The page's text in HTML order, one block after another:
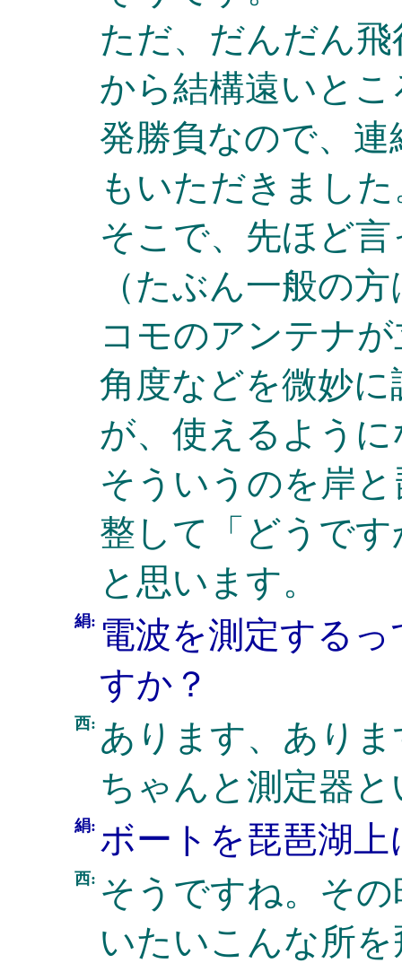
ただ、だんだん
から結構遠いと
発勝負なので、
もいただきました
そこで、先ほど
（たぶん一般の
コモのアンテナ
角度などを微妙
が、使えるよう
そういうのを岸
整して「どうで
と思います。
絹: 電波を測定する
すか？
西: あります、ありま
ちゃんと測定器
絹: ボートを琵琶湖
西: そうですね。そ
いたいこんな所